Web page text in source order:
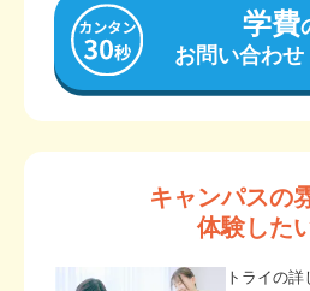
学費
お問い合わせ
キャンパスの
体験した
トライの